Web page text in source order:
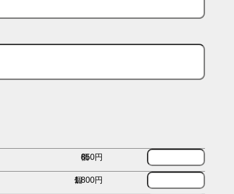
850円
個
1,800円
個